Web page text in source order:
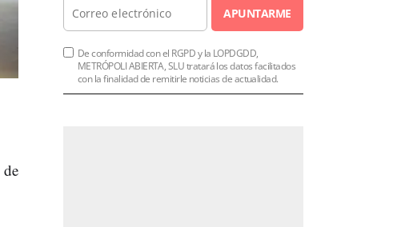
de
APUNTARME
De conformidad con el RGPD y la LOPDGDD,
METRÓPOLI ABIERTA, SLU tratará los datos facilitados
con la finalidad de remitirle noticias de actualidad.